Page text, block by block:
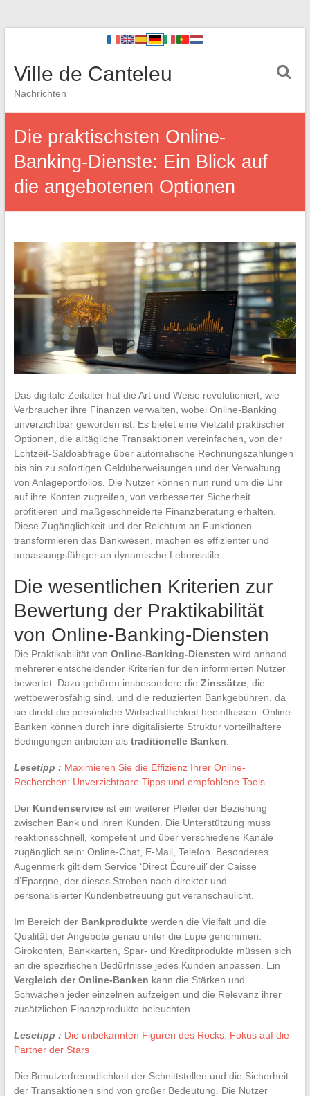
Ville de Canteleu
Nachrichten
Die praktischsten Online-
Banking-Dienste: Ein Blick auf
die angebotenen Optionen
Das digitale Zeitalter hat die Art und Weise revolutioniert, wie
Verbraucher ihre Finanzen verwalten, wobei Online-Banking
unverzichtbar geworden ist. Es bietet eine Vielzahl praktischer
Optionen, die alltägliche Transaktionen vereinfachen, von der
Echtzeit-Saldoabfrage über automatische Rechnungszahlungen
bis hin zu sofortigen Geldüberweisungen und der Verwaltung
von Anlageportfolios. Die Nutzer können nun rund um die Uhr
auf ihre Konten zugreifen, von verbesserter Sicherheit
profitieren und maßgeschneiderte Finanzberatung erhalten.
Diese Zugänglichkeit und der Reichtum an Funktionen
transformieren das Bankwesen, machen es effizienter und
anpassungsfähiger an dynamische Lebensstile.
Die wesentlichen Kriterien zur
Bewertung der Praktikabilität
von Online-Banking-Diensten
Die Praktikabilität von Online-Banking-Diensten wird anhand
mehrerer entscheidender Kriterien für den informierten Nutzer
bewertet. Dazu gehören insbesondere die Zinssätze, die
wettbewerbsfähig sind, und die reduzierten Bankgebühren, da
sie direkt die persönliche Wirtschaftlichkeit beeinflussen. Online-
Banken können durch ihre digitalisierte Struktur vorteilhaftere
Bedingungen anbieten als traditionelle Banken
Lesetipp : Maximieren Sie die Effizienz Ihrer Online-
Recherchen: Unverzichtbare Tipps und empfohlene Tools
Der Kundenserviceist ein weiterer Pfeiler der Beziehung
zwischen Bank und ihren Kunden. Die Unterstützung muss
reaktionsschnell, kompetent und über verschiedene Kanäle
zugänglich sein: Online-Chat, E-Mail, Telefon. Besonderes
Augenmerk gilt dem Service ‘Direct Écureuil’ der Caisse
d’Epargne, der dieses Streben nach direkter und
personalisierter Kundenbetreuung gut veranschaulicht.
Im Bereich der Bankproduktewerden die Vielfalt und die
Qualität der Angebote genau unter die Lupe genommen.
Girokonten, Bankkarten, Spar- und Kreditprodukte müssen sich
an die spezifischen Bedürfnisse jedes Kunden anpassen. Ein
Vergleich der Online-Banken kann die Stärken und
Schwächen jeder einzelnen aufzeigen und die Relevanz ihrer
zusätzlichen Finanzprodukte beleuchten.
Lesetipp : Die unbekannten Figuren des Rocks: Fokus auf die
Partner der Stars
Die Benutzerfreundlichkeit der Schnittstellen und die Sicherheit
der Transaktionen sind von großer Bedeutung. Die Nutzer